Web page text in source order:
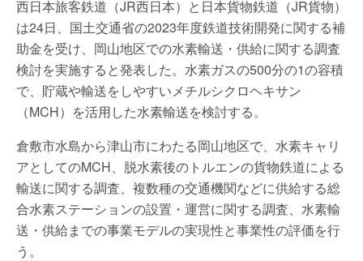
西日本旅客鉄道（JR西日本）と日本貨物鉄道（JR貨物）
は24日、国土交通省の2023年度鉄道技術開発に関する補
助金を受け、岡山地区での水素輸送・供給に関する調査
検討を実施すると発表した。水素ガスの500分の1の容積
で、貯蔵や輸送をしやすいメチルシクロヘキサン
（MCH）を活用した水素輸送を検討する。
倉敷市水島から津山市にわたる岡山地区で、水素キャリ
アとしてのMCH、脱水素後のトルエンの貨物鉄道による
輸送に関する調査、複数種の交通機関などに供給する総
合水素ステーションの設置・運営に関する調査、水素輸
送・供給までの事業モデルの実現性と事業性の評価を行
う。